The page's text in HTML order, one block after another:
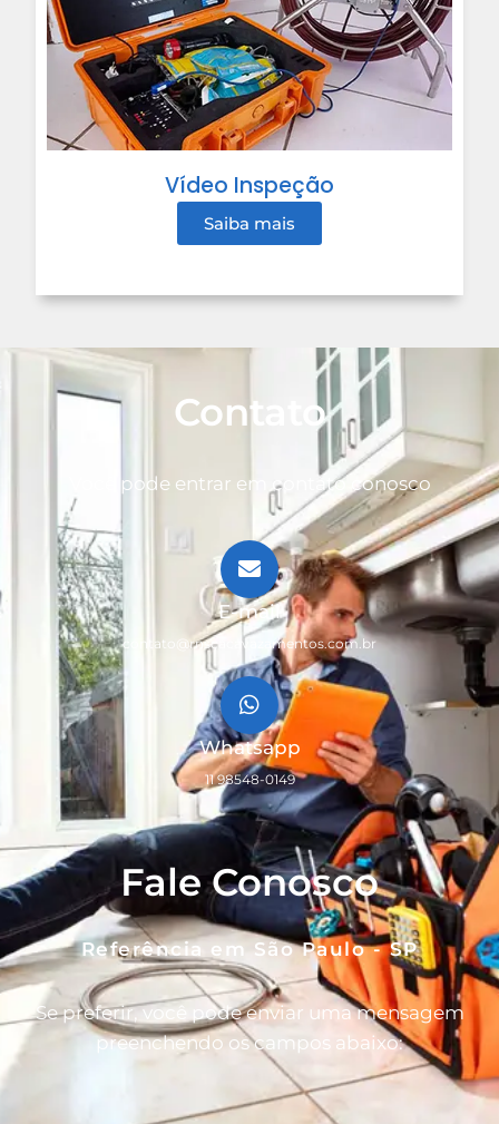
Vídeo Inspeção
Saiba mais
Contato
Você pode entrar em contato conosco
E-mail
contato@rnscacavazamentos.com.br
Whatsapp
11 98548-0149
Fale Conosco
Referência em São Paulo - SP
Se preferir, você pode enviar uma mensagem
preenchendo os campos abaixo: